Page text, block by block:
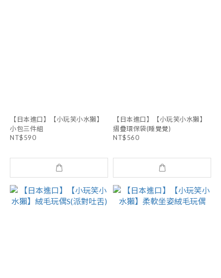
【日本進口】【小玩笑小水獺】
小包三件組
NT$590
【日本進口】【小玩笑小水獺】
摺疊環保袋(睡覺覺)
NT$560